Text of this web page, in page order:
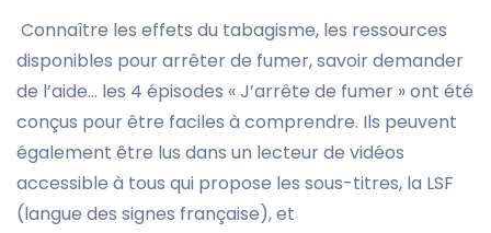
Connaître les effets du tabagisme, les ressources
disponibles pour arrêter de fumer, savoir demander
de l’aide… les 4 épisodes « J’arrête de fumer » ont été
conçus pour être faciles à comprendre. Ils peuvent
également être lus dans un lecteur de vidéos
accessible à tous qui propose les sous-titres, la LSF
(langue des signes française), et